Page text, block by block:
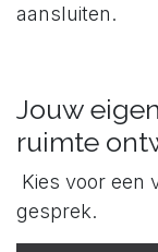
aansluiten.
Jouw
ruimte
Kies voor een
gesprek.